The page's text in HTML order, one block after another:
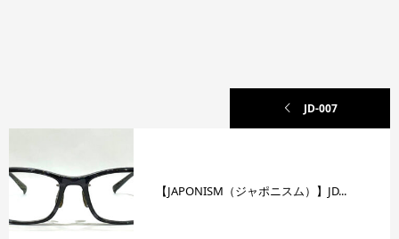
JD-007
【JAPONISM（ジャポニスム）】JD...